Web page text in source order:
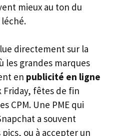
mieux au ton du
directement sur la
les grandes marques
en publicité en ligne
Friday, fêtes de fin
CPM. Une PME qui
a souvent
ou à accepter un